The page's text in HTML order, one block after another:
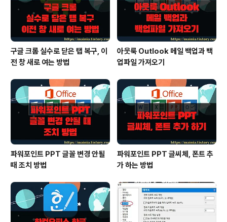
구글 크롬 실수로 닫은 탭 복구, 이
전 창 새로 여는 방법
아웃룩 Outlook 메일 백업과 백
업파일 가져오기
파워포인트 PPT 글꼴 변경 안될
때 조치 방법
파워포인트 PPT 글씨체, 폰트 추
가 하는 방법